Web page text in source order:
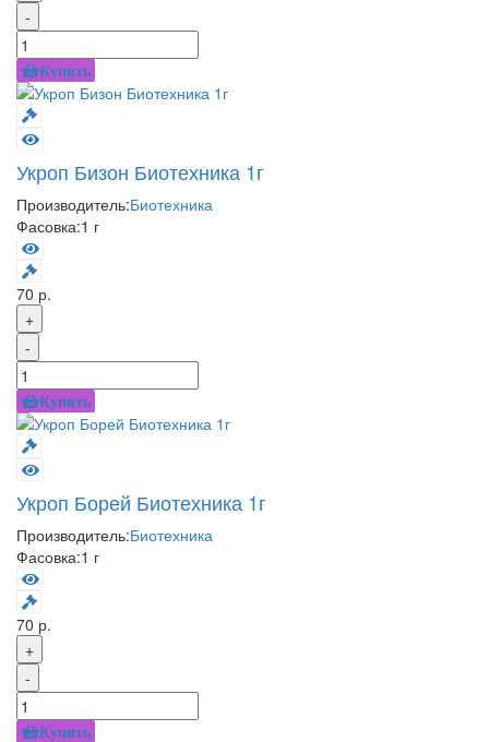
-
Купить
Укроп Бизон Биотехника 1г
Производитель:Биотехника
Фасовка:1 г
70 р.
+
-
Купить
Укроп Борей Биотехника 1г
Производитель:Биотехника
Фасовка:1 г
70 р.
+
-
Купить